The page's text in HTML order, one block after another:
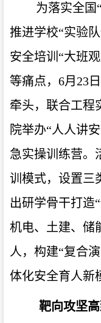
为落实全国
推进学校“实验
安全培训“大班
等痛点，6月23
牵头，联合工程
院举办“人人讲
急实操训练营。
训模式，设置三
出研学骨干打造
机电、土建、储
人，构建“复合
体化安全育人新
靶向攻坚